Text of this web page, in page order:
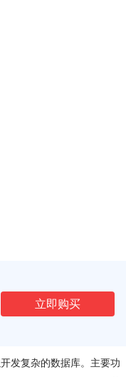
立即购买
发复杂的数据库。主要功